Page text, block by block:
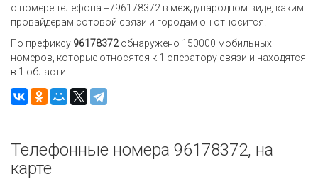
о номере телефона +796178372 в международном виде, каким
провайдерам сотовой связи и городам он относится.
По префиксу 96178372 обнаружено 150000 мобильных
номеров, которые относятся к 1 оператору связи и находятся
в 1 области.
Телефонные номера 96178372, на
карте